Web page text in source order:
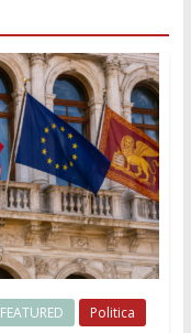
FEATURED Politica